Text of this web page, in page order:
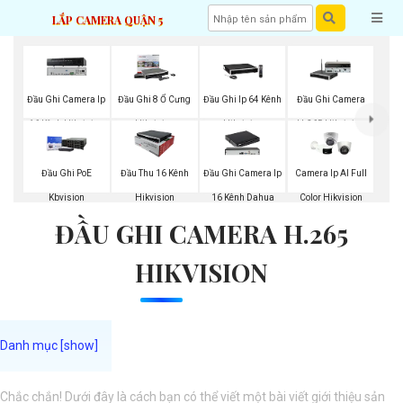
LẮP CAMERA QUẬN 5
Đầu Ghi Camera Ip
16 Kênh Hikvision
Đầu Ghi 8 Ổ Cưng
Hikvision
Đầu Ghi Ip 64 Kênh
Hikvision
Đầu Ghi Camera
H.265 Hikvision
Đầu Ghi PoE
Kbvision
Đầu Thu 16 Kênh
Hikvision
Đầu Ghi Camera Ip
16 Kênh Dahua
Camera Ip AI Full
Color Hikvision
ĐẦU GHI CAMERA H.265
HIKVISION
Chắc chắn! Dưới đây là cách bạn có thể viết một bài viết giới thiệu sản